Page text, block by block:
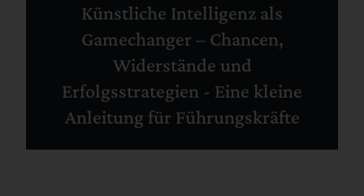
Künstliche Intelligenz als
Gamechanger – Chancen,
Widerstände und
Erfolgsstrategien - Eine kleine
Anleitung für Führungskräfte